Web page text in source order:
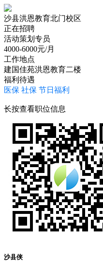
沙县洪恩教育北门校区
正在招聘
活动策划专员
4000-6000元/月
工作地点
建国佳苑洪恩教育二楼
福利待遇
医保 社保 节日福利
长按查看职位信息
沙县侠